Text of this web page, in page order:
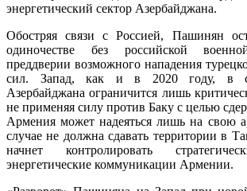
энергетический сектор Азербайджана.
Обостряя связи с Россией, Пашинян
одиночестве без российской
преддверии возможного нападения
сил. Запад, как и в 2020 году, в
Азербайджана ограничится лишь
не применяя силу против Баку с целью
Армения может надеяться лишь на свою
случае не должна сдавать территории в
начнет контролировать
энергетические коммуникации Армении.